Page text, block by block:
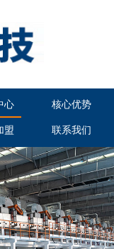
心 核心优势
盟 联系我们